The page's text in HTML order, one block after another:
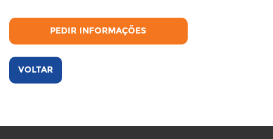
PEDIR INFORMAÇÕES
VOLTAR